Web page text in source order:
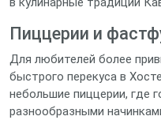
Пиццерии и
Для любителей более
быстрого перекуса в
небольшие пиццерии, где
разнообразными